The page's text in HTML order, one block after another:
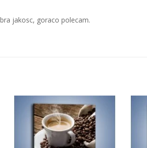
jakosc, goraco polecam.